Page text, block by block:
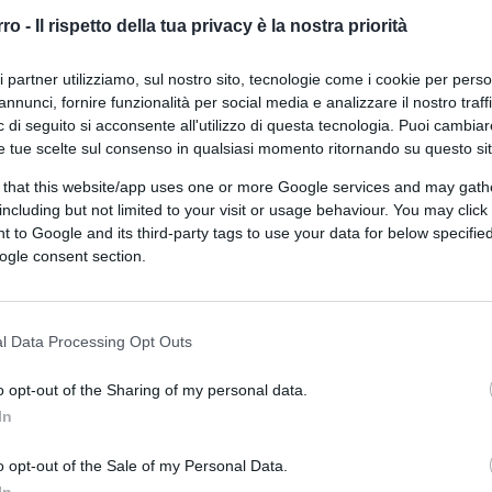
- Il rispetto della tua privacy è la nostra priorità
partner utilizziamo, sul nostro sito, tecnologie come i cookie per
fornire funzionalità per social media e analizzare il nostro
di seguito si acconsente all'utilizzo di questa tecnologia. Puoi
tue scelte sul consenso in qualsiasi momento ritornando su questo
that this website/app uses one or more Google services and may
but not limited to your visit or usage behaviour. You may
to Google and its third-party tags to use your data for below
consent section.
Data Processing Opt Outs
opt-out of the Sharing of my personal data.
opt-out of the Sale of my Personal Data.
atto che questa rabbia si è fatta
si è fatta potere, è stata eletta dagli
di Salvini, perchè lo ha scelto in libere
civiltà, la convivenza, sono messi in
realtà antichi e pericolosi, cinicamente
(…) Crediamo che aspettare che
I valori sui quali abbiamo costruito la
di chi non la pensa come noi, senza
di “artisti e protagonisti della vita
il ministro degli Interni (Mentana